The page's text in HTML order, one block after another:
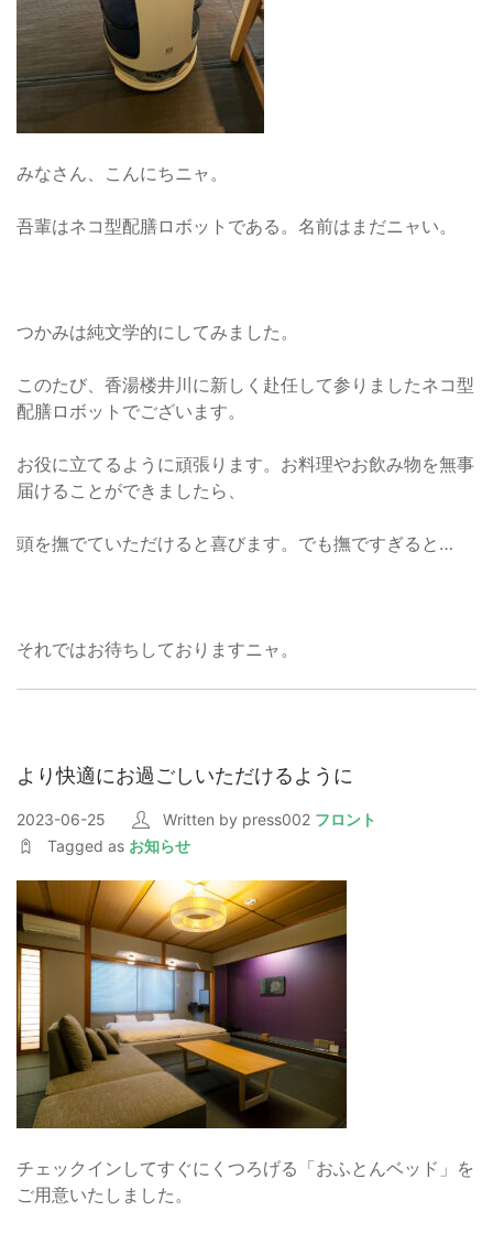
みなさん、こんにちニャ。
吾輩はネコ型配膳ロボットである。名前はまだニャい。
つかみは純文学的にしてみました。
このたび、香湯楼井川に新しく赴任して参りましたネコ型
配膳ロボットでございます。
お役に立てるように頑張ります。お料理やお飲み物を無事
届けることができましたら、
頭を撫でていただけると喜びます。でも撫ですぎると…
それではお待ちしておりますニャ。
より快適にお過ごしいただけるように
2023-06-25 Written by press002 フロント
Tagged as お知らせ
チェックインしてすぐにくつろげる「おふとんベッド」を
ご用意いたしました。